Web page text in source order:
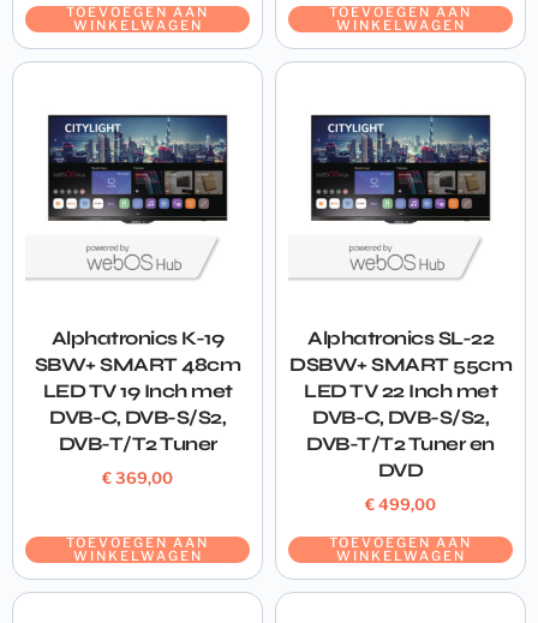
TOEVOEGEN AAN
WINKELWAGEN
TOEVOEGEN AAN
WINKELWAGEN
Alphatronics K-19
SBW+ SMART 48cm
LED TV 19 Inch met
DVB-C, DVB-S/S2,
DVB-T/T2 Tuner
€369,00
TOEVOEGEN AAN
WINKELWAGEN
Alphatronics SL-22
DSBW+ SMART 55cm
LED TV 22 Inch met
DVB-C, DVB-S/S2,
DVB-T/T2 Tuner en
DVD
€499,00
TOEVOEGEN AAN
WINKELWAGEN